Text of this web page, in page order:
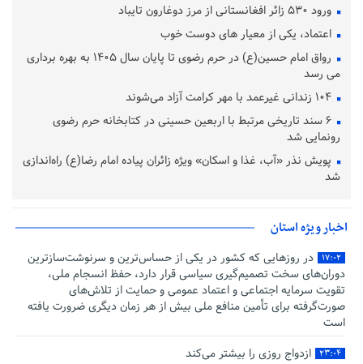
ورود ۵۳۰ زائر افغانستانی از مرز دوغارون تایباد
اعتماد، یکی از معیار های دوست خوب
رواق امام حسین(ع) در حرم رضوی تا پایان سال ۱۴۰۵ به بهره برداری
می رسد
۶ سند تاریخی مرتبط با اربعین حسینی در کتابخانه حرم رضوی
رونمایی شد
پویش نذر «آب، غذا و اسکان» ویژه زائران پیاده امام رضا(ع) راه‌اندازی
شد
اخبار ویژه استان
۱۷:۰۲
در روزهایی که کشور در یکی از حساس‌ترین و سرنوشت‌سازترین
دوران‌های سخت تصمیم‌گیری سیاسی قرار دارد، حفظ انسجام ملی،
تقویت سرمایه اجتماعی و اعتماد عمومی و حمایت از تلاش‌های
صورت‌گرفته برای تأمین منافع ملی بیش از هر زمان دیگری ضرورت یافته
است
۲۳:۰۴ ازدواج روزی را بیشتر می‌کند